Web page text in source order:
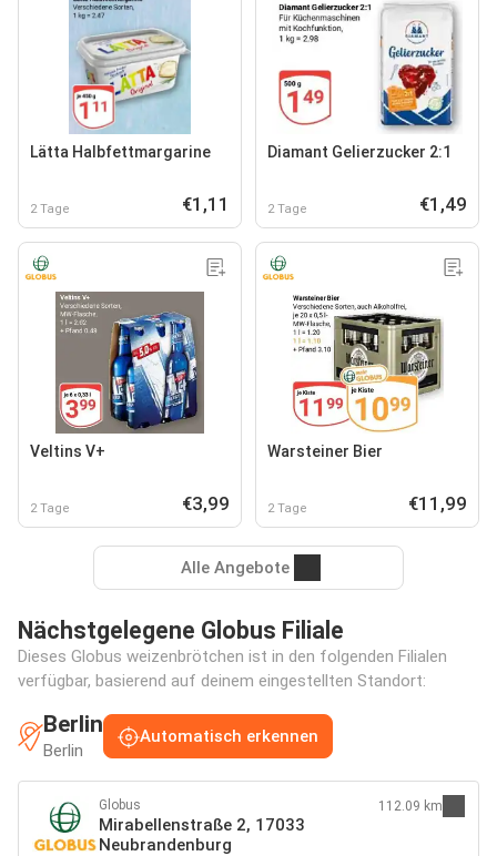
Lätta Halbfettmargarine
2 Tage €1,11
Diamant Gelierzucker 2:1
2 Tage €1,49
Veltins V+
2 Tage €3,99
Warsteiner Bier
2 Tage €11,99
Alle Angebote
Nächstgelegene Globus Filiale
Dieses Globus weizenbrötchen ist in den folgenden Filialen
verfügbar, basierend auf deinem eingestellten Standort:
Berlin
Berlin
Automatisch erkennen
Globus
Mirabellenstraße 2, 17033
Neubrandenburg
112.09 km